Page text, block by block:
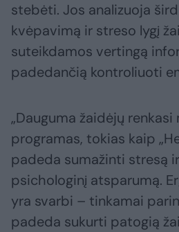
stebėti. Jos analizuoja
kvėpavimą ir streso lygį
suteikdamos vertingą
padedančią kontroliuoti
„Dauguma žaidėjų
programas, tokias kaip
padeda sumažinti stresą
psichologinį atsparumą.
yra svarbi – tinkamai
padeda sukurti patogią